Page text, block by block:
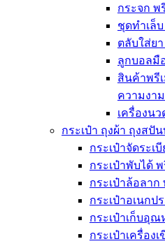
กระจก พ
ชุดทำเล็
ตลับใส่ย
ลูกบอลมื
สินค้าพรี
ความงา
เครื่องนว
กระเป๋า ถุงผ้า ถุงสปั
กระเป๋าจัดระเ
กระเป๋าพับได้ พ
กระเป๋าล้อลาก
กระเป๋าอเนกป
กระเป๋าเก็บอุ
กระเป๋าเครื่อง